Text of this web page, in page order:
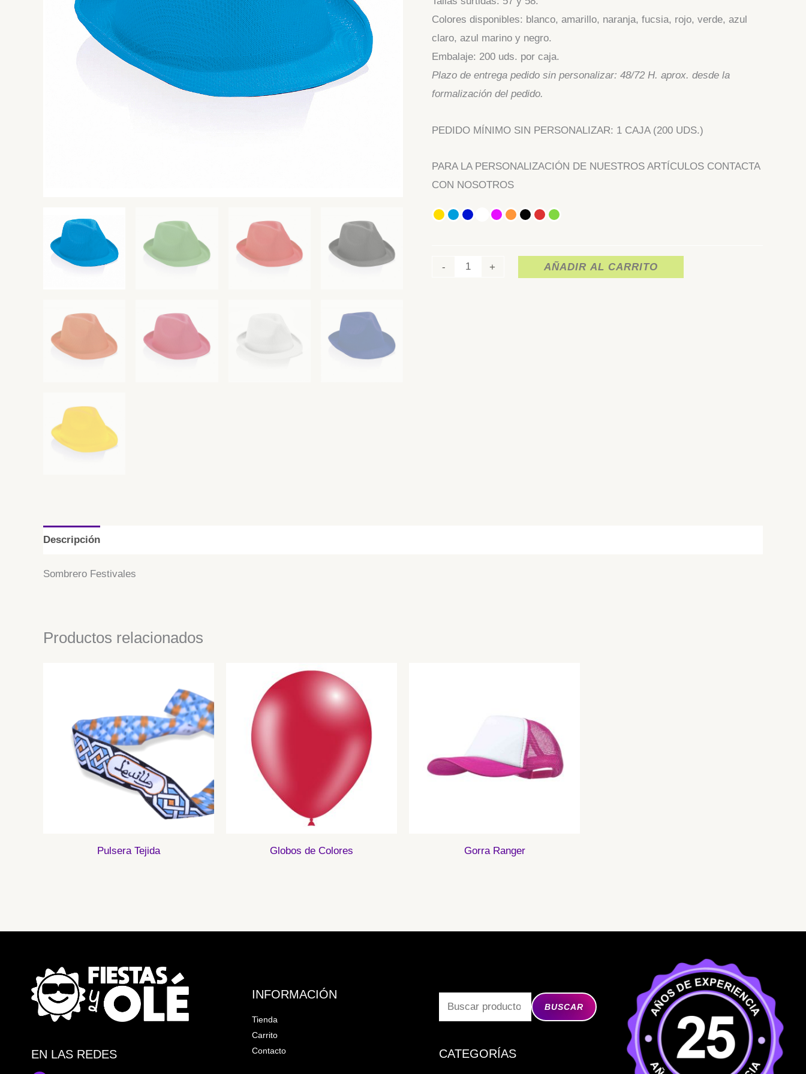
Colores disponibles: blanco, amarillo, naranja, fucsia, rojo, verde, azul
claro, azul marino y negro.
Embalaje: 200 uds. por caja.
Plazo de entrega pedido sin personalizar: 48/72 H. aprox. desde la
formalización del pedido.
PEDIDO MÍNIMO SIN PERSONALIZAR: 1 CAJA (200 UDS.)
PARA LA PERSONALIZACIÓN DE NUESTROS ARTÍCULOS CONTACTA
CON NOSOTROS
- + AÑADIR AL CARRITO
Descripción
Sombrero Festivales
Productos relacionados
Pulsera Tejida Globos de Colores Gorra Ranger
EN LAS REDES
INFORMACIÓN
Tienda
Carrito
Contacto
BUSCAR
CATEGORÍAS